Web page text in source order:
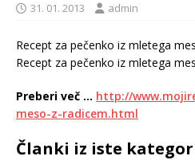
31. 01. 2013 admin
Recept za pečenko iz mletega
Recept za pečenko iz mletega
Preberi več … http://
meso-z-radicem.html
Članki iz iste